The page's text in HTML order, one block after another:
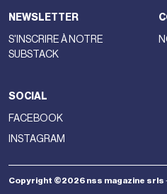
Sélectionnée le 20 mai par un
et de l'innovation à l'IFM de
ANDAM Fashion Innovation
supply chain, le retail et
transformer les données en
Pour la deuxième édition
qui produit des colorants et
ressources renouvelables en